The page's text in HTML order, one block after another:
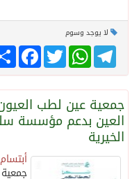
لا يوجد وسوم
Twitter
WhatsAppTelegram
جمعية عين لطب
العين بدعم مؤسسة
الخيرية